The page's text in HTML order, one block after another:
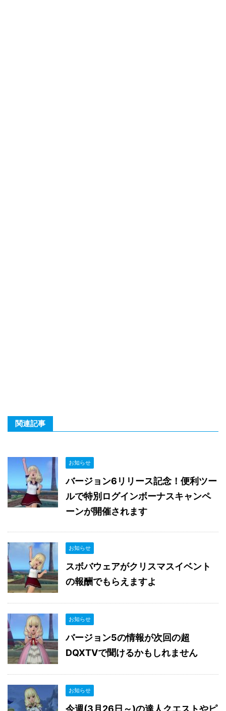
関連記事
お知らせ
バージョン6リリース記念！便利ツー
ルで特別ログインボーナスキャンペ
ーンが開催されます
お知らせ
スボバウェアがクリスマスイベント
の報酬でもらえますよ
お知らせ
バージョン5の情報が次回の超
DQXTVで聞けるかもしれません
お知らせ
今週(3月26日～)の達人クエストやピ